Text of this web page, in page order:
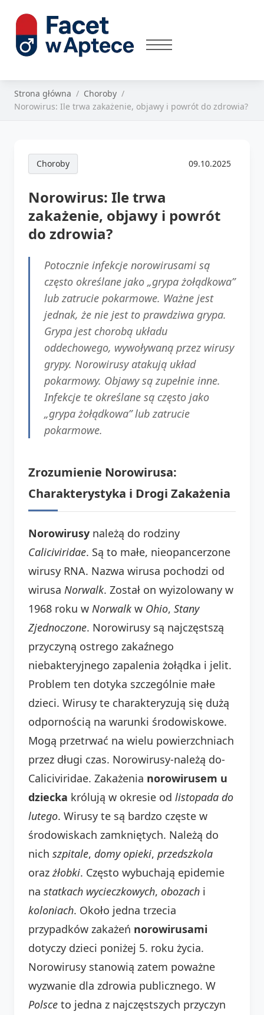
Strona główna
Choroby
Norowirus: Ile trwa zakażenie, objawy i powrót do zdrowia?
Choroby 09.10.2025
Norowirus: Ile trwa
zakażenie, objawy i powrót
do zdrowia?
Potocznie infekcje norowirusami są
często określane jako „grypa żołądkowa”
lub zatrucie pokarmowe. Ważne jest
jednak, że nie jest to prawdziwa grypa.
Grypa jest chorobą układu
oddechowego, wywoływaną przez wirusy
grypy. Norowirusy atakują układ
pokarmowy. Objawy są zupełnie inne.
Infekcje te określane są często jako
„grypa żołądkowa” lub zatrucie
pokarmowe.
Zrozumienie Norowirusa:
Charakterystyka i Drogi Zakażenia
Norowirusy należą do rodziny
Caliciviridae. Są to małe, nieopancerzone
wirusy RNA. Nazwa wirusa pochodzi od
wirusa Norwalk. Został on wyizolowany w
1968 roku w Norwalk w Ohio, Stany
Zjednoczone. Norowirusy są najczęstszą
przyczyną ostrego zakaźnego
niebakteryjnego zapalenia żołądka i jelit.
Problem ten dotyka szczególnie małe
dzieci. Wirusy te charakteryzują się dużą
odpornością na warunki środowiskowe.
Mogą przetrwać na wielu powierzchniach
przez długi czas. Norowirusy-należą do-
Caliciviridae. Zakażenia norowirusem u
dziecka królują w okresie od listopada do
lutego. Wirusy te są bardzo częste w
środowiskach zamkniętych. Należą do
nich szpitale, domy opieki, przedszkola
oraz żłobki. Często wybuchają epidemie
na statkach wycieczkowych, obozach i
koloniach. Około jedna trzecia
przypadków zakażeń norowirusami
dotyczy dzieci poniżej 5. roku życia.
Norowirusy stanowią zatem poważne
wyzwanie dla zdrowia publicznego. W
Polsce to jedna z najczęstszych przyczyn